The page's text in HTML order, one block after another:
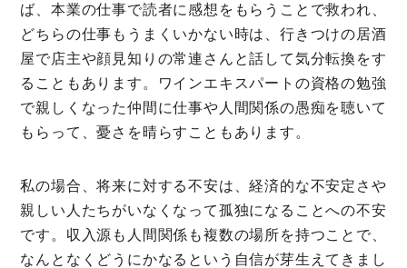
ば、本業の仕事で読者に感想をもらうことで救われ、
どちらの仕事もうまくいかない時は、行きつけの居酒
屋で店主や顔見知りの常連さんと話して気分転換をす
ることもあります。ワインエキスパートの資格の勉強
で親しくなった仲間に仕事や人間関係の愚痴を聴いて
もらって、憂さを晴らすこともあります。
私の場合、将来に対する不安は、経済的な不安定さや
親しい人たちがいなくなって孤独になることへの不安
です。収入源も人間関係も複数の場所を持つことで、
なんとなくどうにかなるという自信が芽生えてきまし